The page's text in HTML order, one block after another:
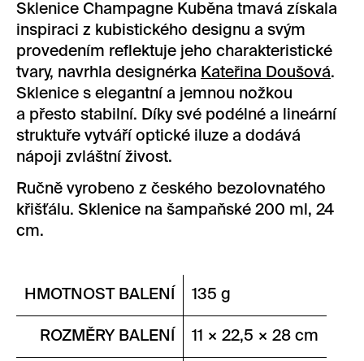
Sklenice Champagne Kuběna tmavá získala
inspiraci z kubistického designu a svým
provedením reflektuje jeho charakteristické
tvary, navrhla designérka Kateřina Doušová.
Sklenice s elegantní a jemnou nožkou
a přesto stabilní. Díky své podélné a lineární
struktuře vytváří optické iluze a dodává
nápoji zvláštní živost.
Ručně vyrobeno z českého bezolovnatého
křišťálu. Sklenice na šampaňské 200 ml, 24
cm.
HMOTNOST BALENÍ 135 g
ROZMĚRY BALENÍ 11 × 22,5 × 28 cm